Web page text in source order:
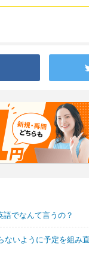
でなんて言うの？
ないように予定を組み